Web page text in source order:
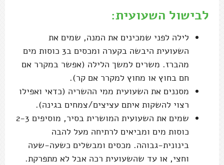
לבישול השעועית:
לילה לפני שמכינים את המנה, שמים את
השעועית היבשה בקערה ומכסים ב3 כוסות מים
מהברז. משרים למשך הלילה (אפשר במקרר אם
חם בחוץ או מחוץ למקרר אם קר).
מסננים את השעועית ממי ההשריה (כדאי ואפילו
רצוי להשקות איתם עציצים/צמחים בגינה).
שמים את השעועית המושרית בסיר, מוסיפים 2-3
כוסות מים ומביאים לרתיחה מעל להבה
בינונית-גבוהה. מכסים ומבשלים כשעה-שעה
וחצי, או עד שהשעועית רכה אבל לא מתפרקת.